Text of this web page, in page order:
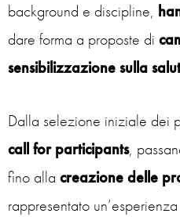
background e discipline,
dare forma a proposte di
sensibilizzazione sulla
Dalla selezione iniziale dei
call for participants,
fino alla creazione delle
rappresentato